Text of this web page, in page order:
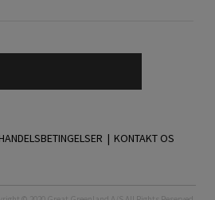
| KONTAKT OS